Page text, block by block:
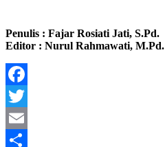
Penulis : Fajar Rosiati Jati, S.Pd.
Editor : Nurul Rahmawati, M.Pd.
Facebook
Twitter
Email